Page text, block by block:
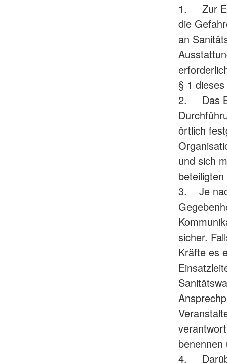
1. Zur
die
an
§ 1
2. Das
örtlich
und sich
3. Je
sicher.
Kräfte es
4.